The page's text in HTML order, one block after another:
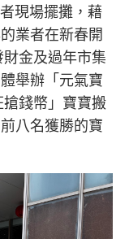
現場擺攤，藉
業者在新春開
金及過年市集
舉辦「元氣寶
錢幣」寶寶搬
八名獲勝的寶